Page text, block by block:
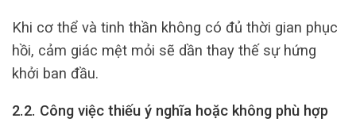
Khi cơ thể và tinh thần không có đủ thời gian phục
hồi, cảm giác mệt mỏi sẽ dần thay thế sự hứng
khởi ban đầu.
2.2. Công việc thiếu ý nghĩa hoặc không phù hợp